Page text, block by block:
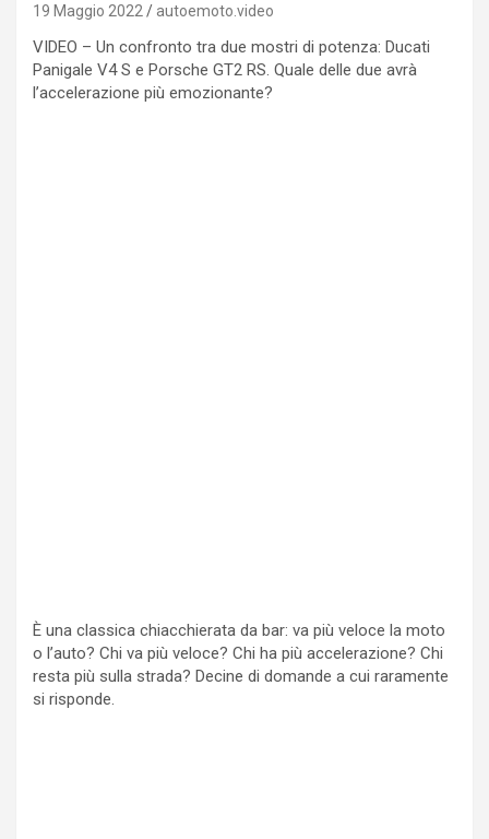
19 Maggio 2022 autoemoto.video
VIDEO – Un confronto tra due mostri di potenza: Ducati
Panigale V4 S e Porsche GT2 RS. Quale delle due avrà
l’accelerazione più emozionante?
È una classica chiacchierata da bar: va più veloce la moto
o l’auto? Chi va più veloce? Chi ha più accelerazione? Chi
resta più sulla strada? Decine di domande a cui raramente
si risponde.